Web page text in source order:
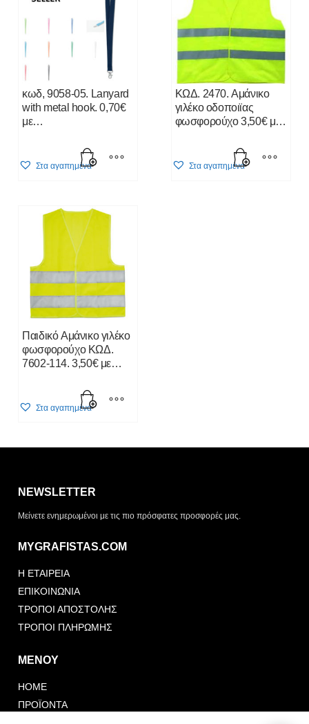
κωδ, 9058-05. Lanyard
with metal hook. 0,70€
με
Στα αγαπημένα
ΚΩΔ. 2470. Αμάνικο
γιλέκο οδοποιϊας
φωσφορούχο 3,50€ με
Στα αγαπημένα
Παιδικό Αμάνικο γιλέκο
φωσφορούχο ΚΩΔ.
7602-114. 3,50€ με
Στα αγαπημένα
NEWSLETTER
Μείνετε ενημερωμένοι με τις πιο πρόσφατες προσφορές μας.
MYGRAFISTAS.COM
Η ΕΤΑΙΡΕΙΑ
ΕΠΙΚΟΙΝΩΝΙΑ
ΤΡΟΠΟΙ ΑΠΟΣΤΟΛΗΣ
ΤΡΟΠΟΙ ΠΛΗΡΩΜΗΣ
ΜΕΝΟΥ
HOME
ΠΡΟΪΟΝΤΑ
ΤΡΌΠΟΣ ΠΑΡΆΔΟΣΗΣ